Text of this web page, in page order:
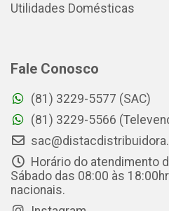
Utilidades Domésticas
Fale Conosco
(81) 3229-5577 (SAC)
(81) 3229-5566
Horário do atendimento
Sábado das 08:00 às
nacionais.